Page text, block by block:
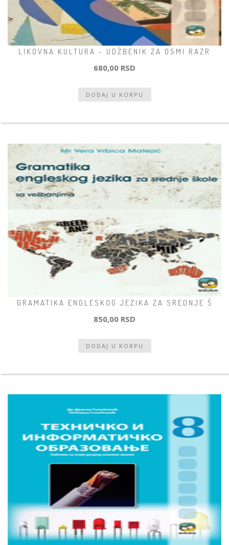
LIKOVNA KULTURA - UDŽBENIK ZA OSMI RAZR
680,00 RSD
GRAMATIKA ENGLESKOG JEZIKA ZA SREDNJE Š
850,00 RSD